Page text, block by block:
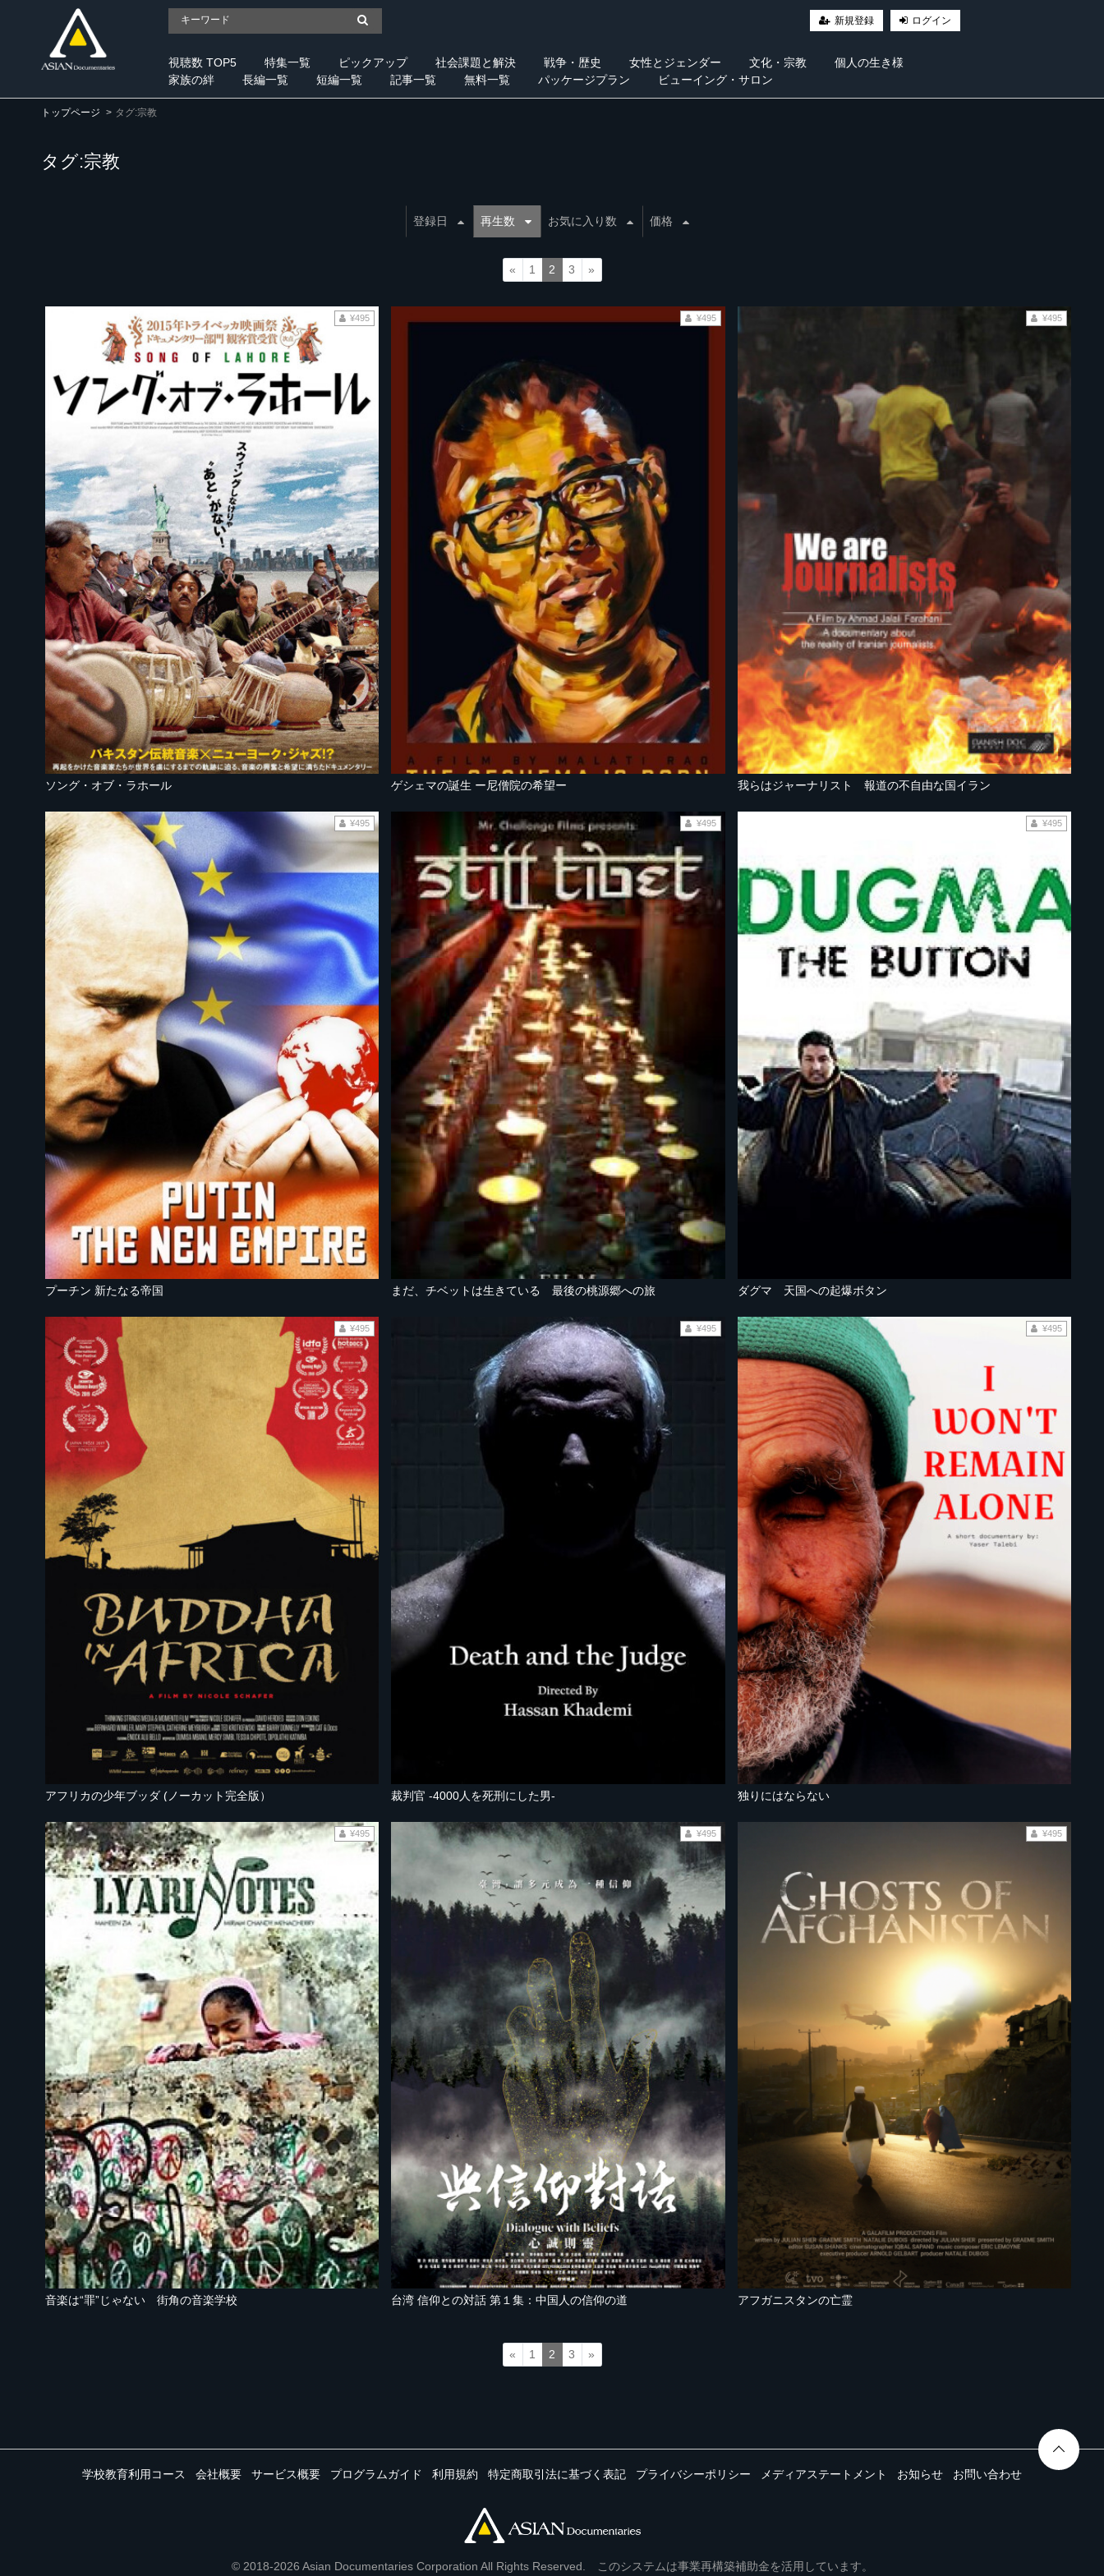
新規登録 ログイン
視聴数 TOP5 特集一覧 ピックアップ 社会課題と解決 戦争・歴史 女性とジェンダー 文化・宗教
個人の生き様
家族の絆
長編一覧 短編一覧 記事一覧 無料一覧 パッケージプラン ビューイング・サロン
トップページ タグ:宗教
タグ:宗教
登録日 再生数 お気に入り数 価格
« 1 2 3 »
ソング・オブ・ラホール
¥495
ゲシェマの誕生 ー尼僧院の希望ー
¥495
我らはジャーナリスト 報道の不自由な国イラン
¥495
プーチン 新たなる帝国
¥495
まだ、チベットは生きている 最後の桃源郷への旅
¥495
ダグマ 天国への起爆ボタン
¥495
アフリカの少年ブッダ (ノーカット完全版）
¥495
裁判官 -4000人を死刑にした男-
¥495
独りにはならない
¥495
音楽は“罪”じゃない 街角の音楽学校
¥495
台湾 信仰との対話 第１集：中国人の信仰の道
¥495
アフガニスタンの亡霊
¥495
« 1 2 3 »
学校教育利用コース 会社概要 サービス概要 プログラムガイド 利用規約 特定商取引法に基づく表記 プライバシーポリシー メディアステートメント お知らせ お問い合わせ
© 2018-2026 Asian Documentaries Corporation All Rights Reserved. このシステムは事業再構築補助金を活用しています。